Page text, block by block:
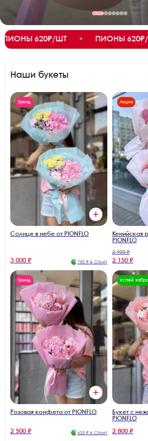
ШТ ✦ ПИОНЫ 620₽/ШТ ✦
Наши букеты
Тренд
Солнце в небе от PIONFLO
3 000 ₽ 750 ₽ в Сплит
Акция
Кенийская
PIONFLO
2 400 ₽
2 150 ₽
Тренд
Розовая конфета от PIONFLO
2 500 ₽ 625 ₽ в Сплит
Успей
Букет с
PIONFLO
2 800 ₽